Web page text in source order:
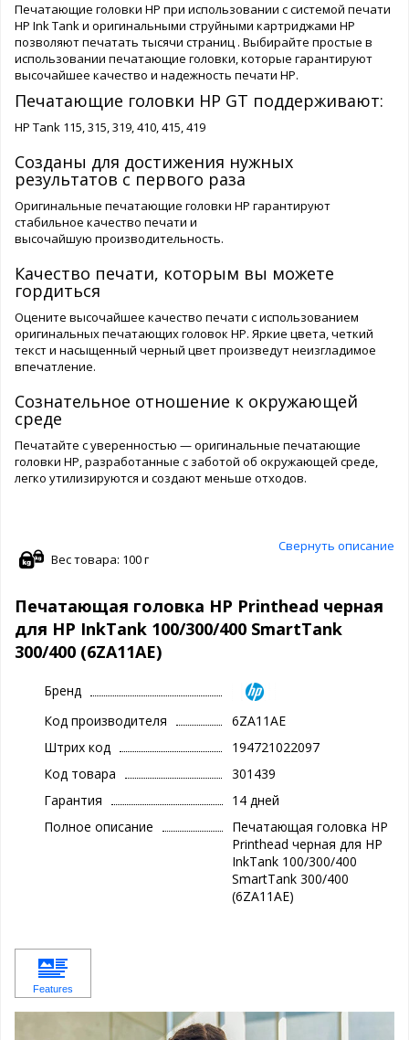
Печатающие головки HP при использовании с системой печати
HP Ink Tank и оригинальными струйными картриджами HP
позволяют печатать тысячи страниц . Выбирайте простые в
использовании печатающие головки, которые гарантируют
высочайшее качество и надежность печати HP.
Печатающие головки HP GT поддерживают:
HP Tank 115, 315, 319, 410, 415, 419
Созданы для достижения нужных
результатов с первого раза
Оригинальные печатающие головки HP гарантируют
стабильное качество печати и
высочайшую производительность.
Качество печати, которым вы можете
гордиться
Оцените высочайшее качество печати с использованием
оригинальных печатающих головок HP. Яркие цвета, четкий
текст и насыщенный черный цвет произведут неизгладимое
впечатление.
Сознательное отношение к окружающей
среде
Печатайте с уверенностью — оригинальные печатающие
головки HP, разработанные с заботой об окружающей среде,
легко утилизируются и создают меньше отходов.
Свернуть описание
Вес товара: 100 г
Печатающая головка HP Printhead черная
для HP InkTank 100/300/400 SmartTank
300/400 (6ZA11AE)
Бренд
Код производителя
6ZA11AE
Штрих код
194721022097
Код товара
301439
Гарантия
14 дней
Полное описание
Печатающая головка HP
Printhead черная для HP
InkTank 100/300/400
SmartTank 300/400
(6ZA11AE)